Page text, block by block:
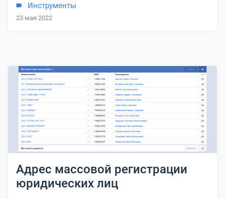
Инструменты
23 мая 2022
Адрес массовой регистрации
юридических лиц